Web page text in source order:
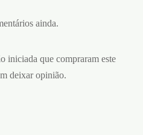
ainda.
iniciada que compraram este
deixar opinião.